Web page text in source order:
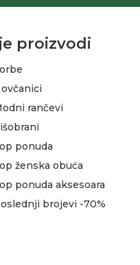
proizvodi
rančevi
ponuda
ženska obuća
ponuda aksesoara
brojevi -70%